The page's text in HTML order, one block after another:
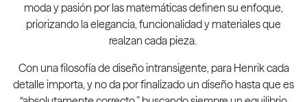
moda y pasión por las matemáticas definen su enfoque,
priorizando la elegancia, funcionalidad y materiales que
realzan cada pieza.
Con una filosofía de diseño intransigente, para Henrik cada
detalle importa, y no da por finalizado un diseño hasta que es